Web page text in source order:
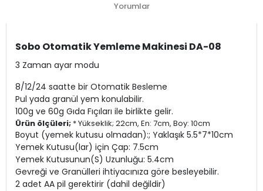
Yorumlar
Sobo Otomatik Yemleme Makinesi DA-08
3 Zaman ayar modu
8/12/24 saatte bir Otomatik Besleme
Pul yada granül yem konulabilir.
100g ve 60g Gıda Fıçıları ile birlikte gelir.
Ürün ölçüleri; * Yükseklik; 22cm, En: 7cm, Boy: 10cm
Boyut (yemek kutusu olmadan):; Yaklaşık 5.5*7*10cm
Yemek Kutusu(lar) için Çap: 7.5cm
Yemek Kutusunun(S) Uzunluğu: 5.4cm
Gevreği ve Granülleri ihtiyacınıza göre besleyebilir.
2 adet AA pil gerektirir (dahil değildir)